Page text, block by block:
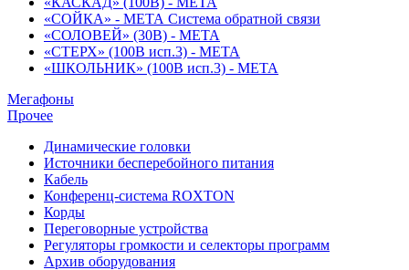
«СОЙКА» - МЕТА Система обратной связи
«СОЛОВЕЙ» (30В) - МЕТА
«СТЕРХ» (100В исп.3) - МЕТА
«ШКОЛЬНИК» (100В исп.3) - МЕТА
Мегафоны
Прочее
Динамические головки
Источники бесперебойного питания
Кабель
Конференц-система ROXTON
Корды
Переговорные устройства
Регуляторы громкости и селекторы программ
Архив оборудования